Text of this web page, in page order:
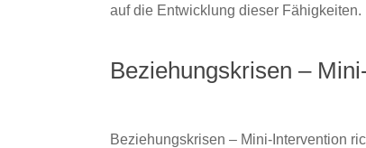
auf die Entwicklung dieser Fähigkeiten.
Beziehungskrisen –
Beziehungskrisen – Mini-Intervention